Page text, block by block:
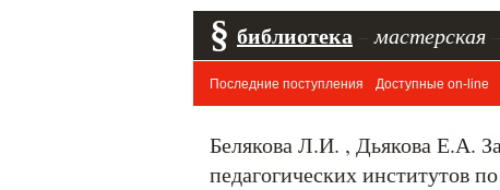
§ библиотека мастерская
Последние поступления Доступные on-line
Белякова Л.И. , Дьякова Е.А.
педагогических институтов